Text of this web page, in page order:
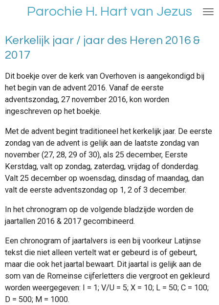
de
hoofdinhoud
Parochie H. Hart van Jezus
Kerkelijk jaar / jaar des Heren 2016 &
2017
Dit boekje over de kerk van Overhoven is aangekondigd bij
het begin van de advent 2016. Vanaf de eerste
adventszondag, 27 november 2016, kon worden
ingeschreven op het boekje.
Met de advent begint traditioneel het kerkelijk jaar. De eerste
zondag van de advent is gelijk aan de laatste zondag van
november (27, 28, 29 of 30), als 25 december, Eerste
Kerstdag, valt op zondag, zaterdag, vrijdag of donderdag.
Valt 25 december op woensdag, dinsdag of maandag, dan
valt de eerste adventszondag op 1, 2 of 3 december.
In het chronogram op de volgende bladzijde worden de
jaartallen 2016 & 2017 gecombineerd.
Een chronogram of jaartalvers is een bij voorkeur Latijnse
tekst die niet alleen vertelt wat er gebeurd is of gebeurt,
maar die ook het jaartal bewaart. Dit jaartal is gelijk aan de
som van de Romeinse cijferletters die vergroot en gekleurd
worden weergegeven: I = 1; V/U = 5; X = 10; L = 50; C = 100;
D = 500; M = 1000.